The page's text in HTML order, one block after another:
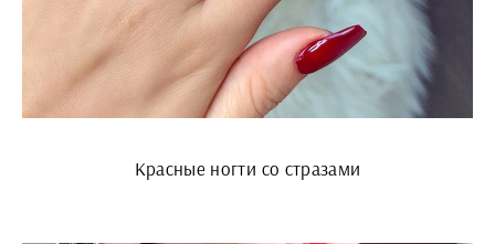
Красные ногти со стразами